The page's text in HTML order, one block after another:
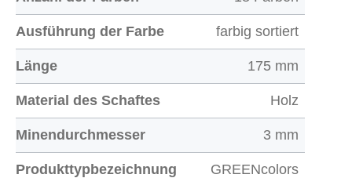
Ausführung der Farbe farbig sortiert
Länge 175 mm
Material des Schaftes Holz
Minendurchmesser 3 mm
Produkttypbezeichnung GREENcolors